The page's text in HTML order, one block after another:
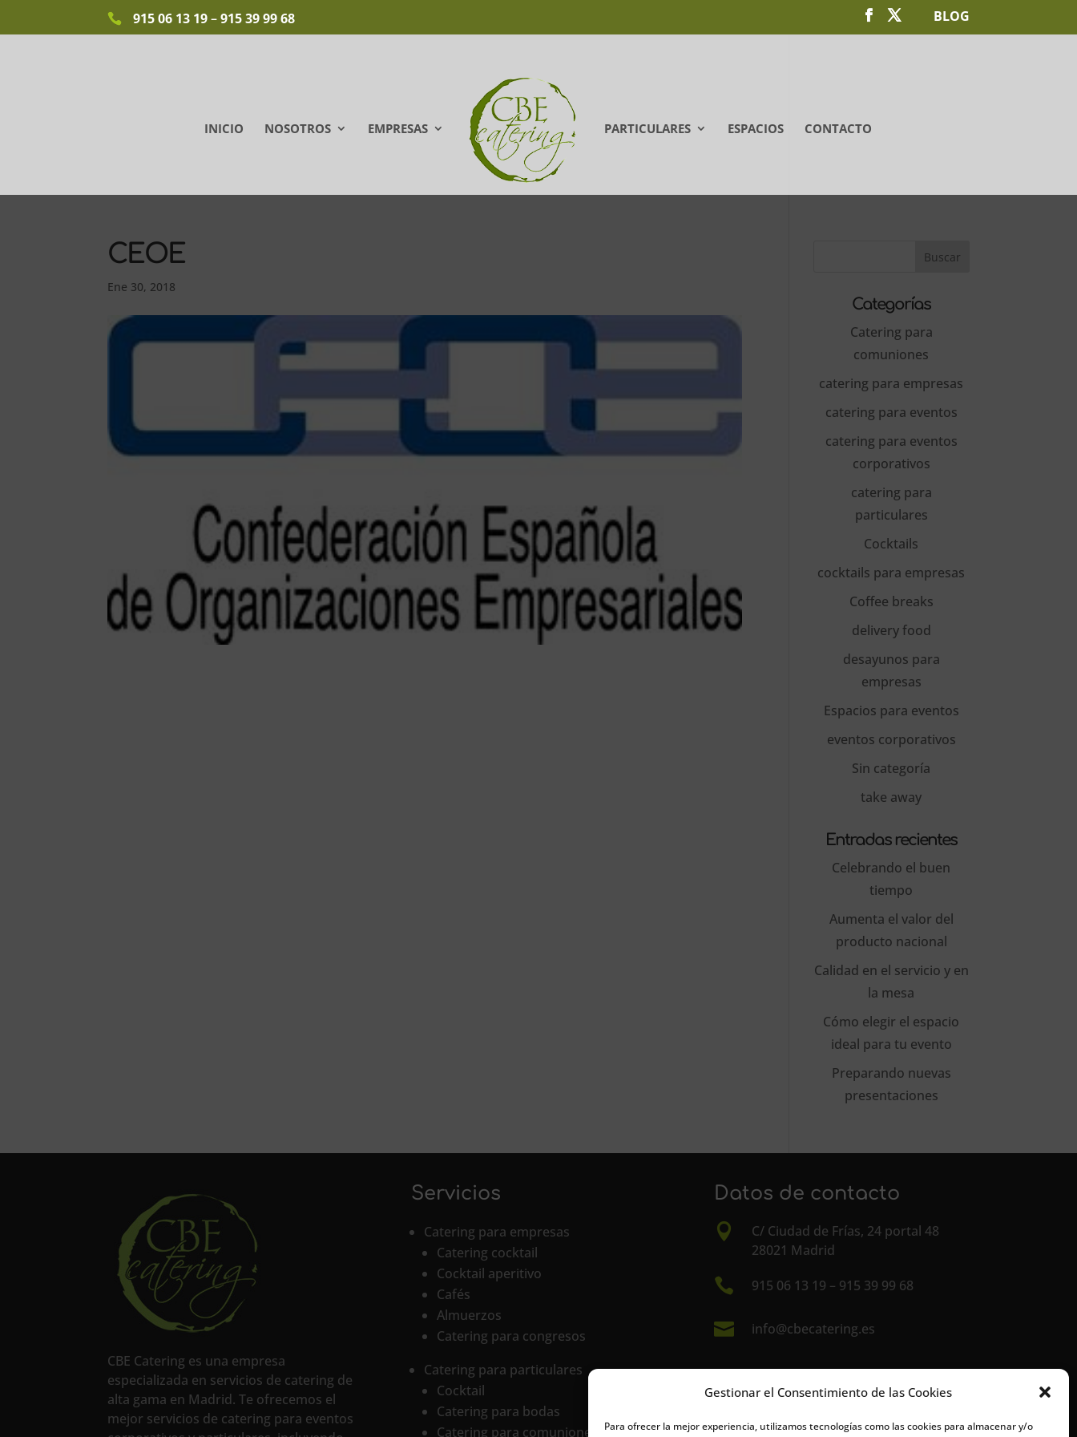
Gestionar el Consentimiento de las Cookies
Para ofrecer la mejor experiencia, utilizamos tecnologías como las cookies para almacenar y/o
915 06 13 19–915 39 99 68 BLOG
INICIO NOSOTROS EMPRESAS PARTICULARES ESPACIOS CONTACTO
CEOE
Ene 30, 2018
Categorías
Catering para
comuniones
catering para empresas
catering para eventos
catering para eventos
corporativos
catering para
particulares
Cocktails
cocktails para empresas
Coffee breaks
delivery food
desayunos para
empresas
Espacios para eventos
eventos corporativos
Sin categoría
take away
Entradas recientes
Celebrando el buen
tiempo
Aumenta el valor del
producto nacional
Calidad en el servicio y en
la mesa
Cómo elegir el espacio
ideal para tu evento
Preparando nuevas
presentaciones
CBE Catering es una empresa
especializada en servicios de catering de
alta gama en Madrid. Te ofrecemos el
mejor servicios de catering para eventos
Servicios
Catering para empresas
Catering cocktail
Cocktail aperitivo
Cafés
Almuerzos
Catering para congresos
Catering para particulares
Cocktail
Catering para bodas
Catering para comuniones
Datos de contacto

C/ Ciudad de Frías, 24 portal 48
28021 Madrid
 915 06 13 19 – 915 39 99 68
 info@cbecatering.es